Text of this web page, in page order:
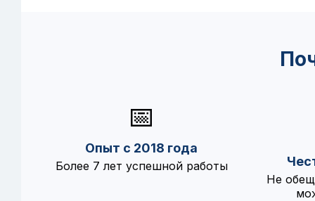
📅
Опыт с 2018 года
Более 7 лет успешной работы
Не